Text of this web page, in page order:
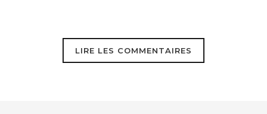
LIRE LES COMMENTAIRES